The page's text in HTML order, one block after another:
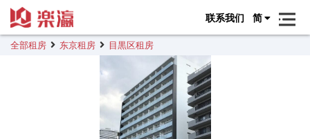
联系我们 简
全部租房 东京租房 目黒区租房